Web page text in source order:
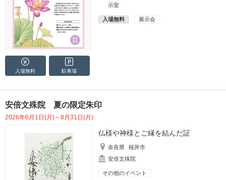
示室
入場無料 展示会
入場無料 駐車場
安倍文殊院 夏の限定朱印
2026年6月1日(月)～8月31日(月)
仏様や神様とご縁を結んだ証
奈良県
桜井市
安倍文殊院
その他のイベント